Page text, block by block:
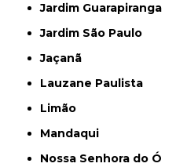
Jardim Guarapiranga
Jardim São Paulo
Jaçanã
Lauzane Paulista
Limão
Mandaqui
Nossa Senhora do Ó